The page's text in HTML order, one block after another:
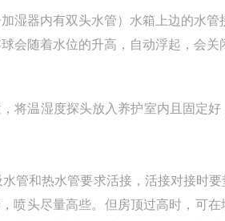
湿器内有双头水管）水箱上边的水管
会随着水位的升高，自动浮起，会关
将温湿度探头放入养护室内且固定
管和热水管要求活接，活接对接时
喷头尽量高些。但房顶过高时，可